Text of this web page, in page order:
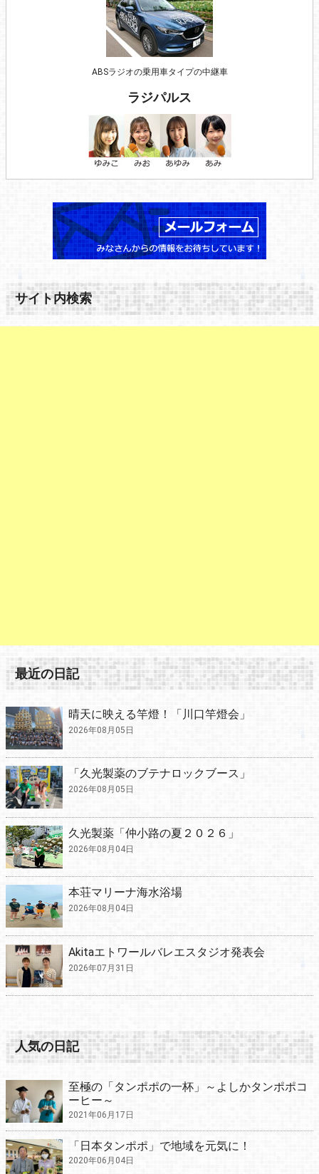
ABSラジオの乗用車タイプの中継車
ラジパルス
サイト内検索
最近の日記
晴天に映える竿燈！「川口竿燈会」
2026年08月05日
「久光製薬のブテナロックブース」
2026年08月05日
久光製薬「仲小路の夏２０２６」
2026年08月04日
本荘マリーナ海水浴場
2026年08月04日
Akitaエトワールバレエスタジオ発表会
2026年07月31日
人気の日記
至極の「タンポポの一杯」～よしかタンポポコ
ーヒー～
2021年06月17日
「日本タンポポ」で地域を元気に！
2020年06月04日